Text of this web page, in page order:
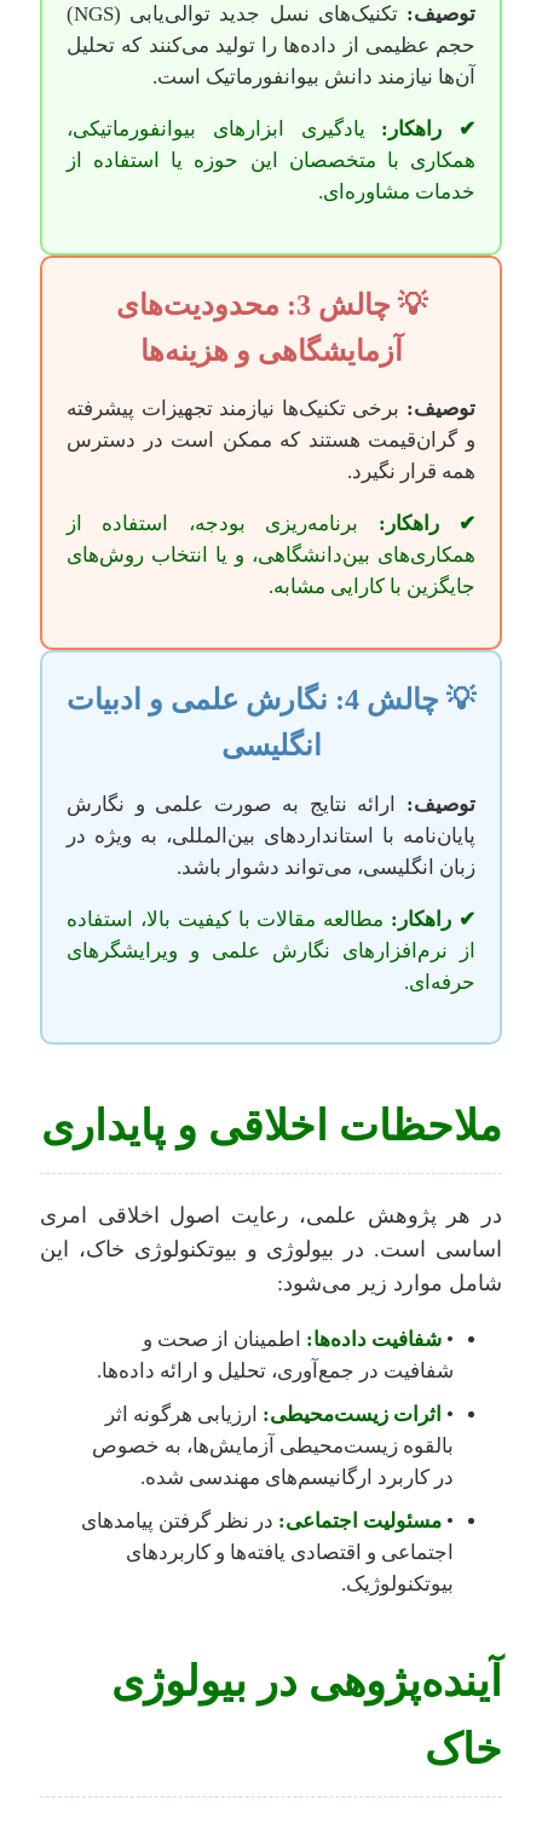
توصیف:
تکنیک‌های نسل جدید توالی‌یابی (NGS)
حجم عظیمی از داده‌ها را تولید می‌کنند که تحلیل
آن‌ها نیازمند دانش بیوانفورماتیک است.
✔ راهکار: یادگیری ابزارهای بیوانفورماتیکی،
همکاری با متخصصان این حوزه یا استفاده از
خدمات مشاوره‌ای.
💡 چالش 3: محدودیت‌های
آزمایشگاهی و هزینه‌ها
توصیف: برخی تکنیک‌ها نیازمند تجهیزات پیشرفته
و گران‌قیمت هستند که ممکن است در دسترس
همه قرار نگیرد.
✔ راهکار: برنامه‌ریزی بودجه، استفاده از
همکاری‌های بین‌دانشگاهی، و یا انتخاب روش‌های
جایگزین با کارایی مشابه.
💡 چالش 4: نگارش علمی و ادبیات
انگلیسی
توصیف: ارائه نتایج به صورت علمی و نگارش
پایان‌نامه با استانداردهای بین‌المللی، به ویژه در
زبان انگلیسی، می‌تواند دشوار باشد.
✔ راهکار: مطالعه مقالات با کیفیت بالا، استفاده
از نرم‌افزارهای نگارش علمی و ویرایشگرهای
حرفه‌ای.
ملاحظات اخلاقی و پایداری
در هر پژوهش علمی، رعایت اصول اخلاقی امری
اساسی است. در بیولوژی و بیوتکنولوژی خاک، این
شامل موارد زیر می‌شود:
• شفافیت داده‌ها: اطمینان از صحت و
شفافیت در جمع‌آوری، تحلیل و ارائه داده‌ها.
• اثرات زیست‌محیطی: ارزیابی هرگونه اثر
بالقوه زیست‌محیطی آزمایش‌ها، به خصوص
در کاربرد ارگانیسم‌های مهندسی شده.
• مسئولیت اجتماعی: در نظر گرفتن پیامدهای
اجتماعی و اقتصادی یافته‌ها و کاربردهای
بیوتکنولوژیک.
آینده‌پژوهی در بیولوژی
خاک